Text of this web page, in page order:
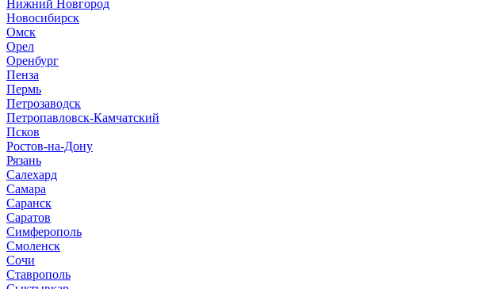
Нижний Новгород
Новосибирск
Омск
Орел
Оренбург
Пенза
Пермь
Петрозаводск
Петропавловск-Камчатский
Псков
Ростов-на-Дону
Рязань
Салехард
Самара
Саранск
Саратов
Симферополь
Смоленск
Сочи
Ставрополь